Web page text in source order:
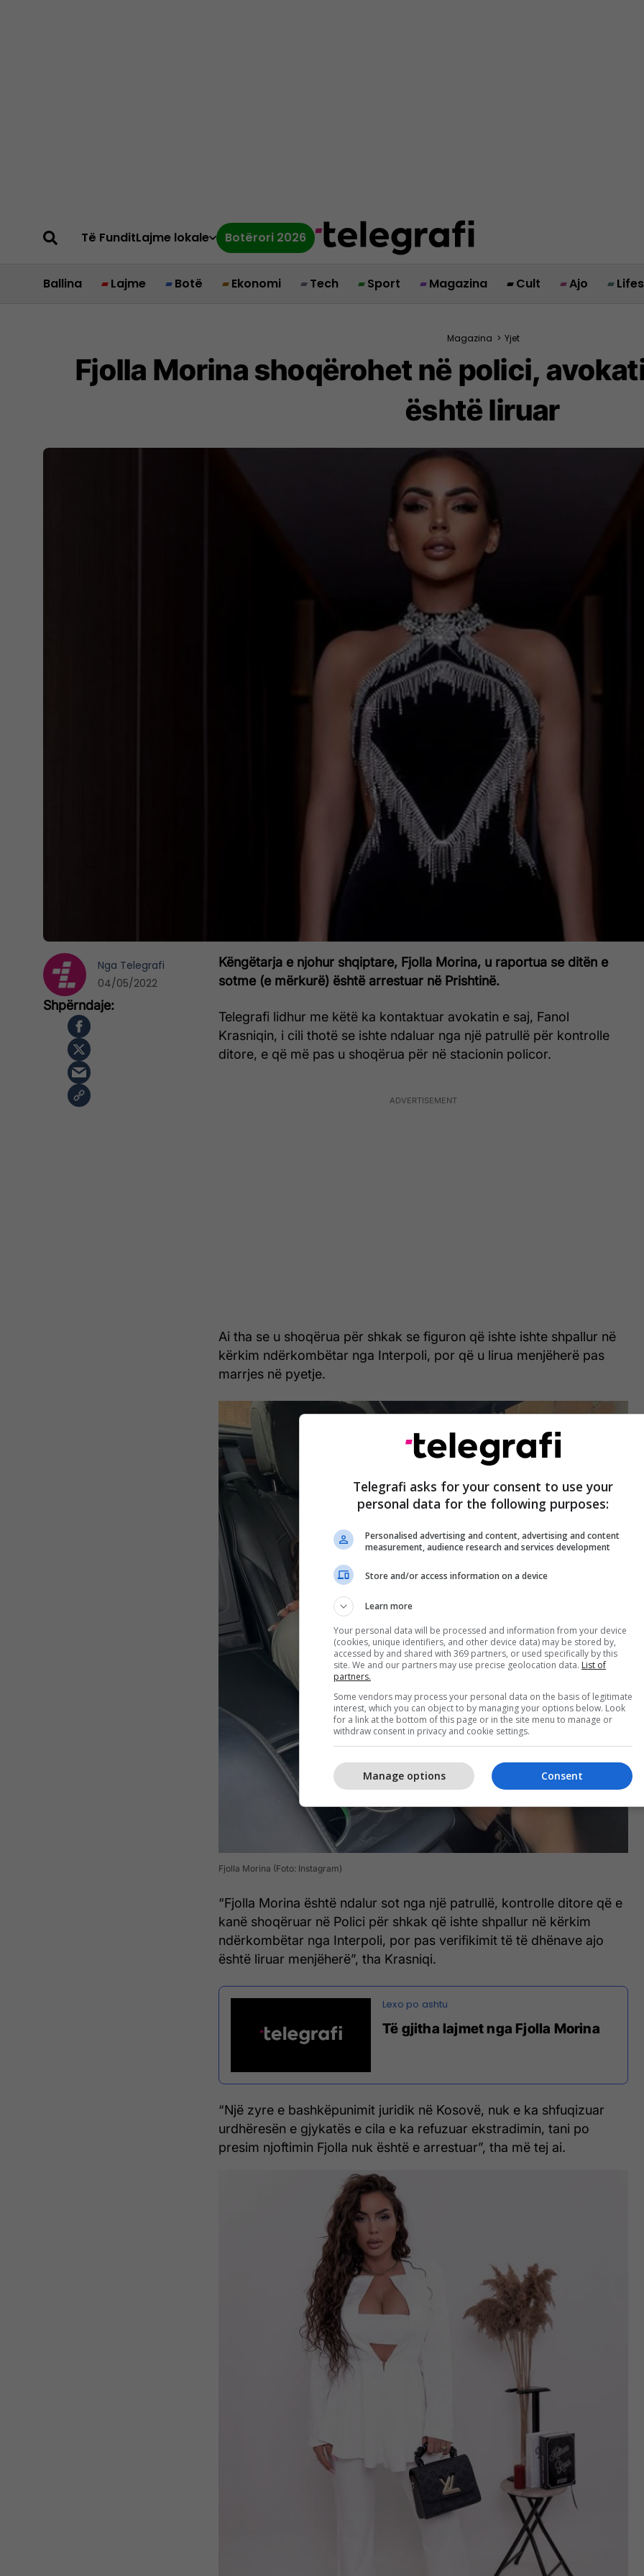
Të FunditLajme lokale Botërori 2026
Ballina Lajme Botë Ekonomi Tech Sport Magazina Cult Ajo
Magazina > Yjet
Fjolla Morina shoqërohet në polici,
është liruar
Këngëtarja e njohur shqiptare, Fjolla Morina, u raportua se ditën e
sotme (e mërkurë) është arrestuar në Prishtinë.
Telegrafi lidhur me këtë ka kontaktuar avokatin e saj, Fanol
Krasniqin, i cili thotë se ishte ndaluar nga një patrullë për kontrolle
ditore, e që më pas u shoqërua për në stacionin policor.
Ai tha se u shoqërua për shkak se figuron që ishte ishte shpallur në
kërkim ndërkombëtar nga Interpoli, por që u lirua menjëherë pas
marrjes në pyetje.
Fjolla Morina (Foto: Instagram)
“Fjolla Morina është ndalur sot nga një patrullë, kontrolle ditore që e
kanë shoqëruar në Polici për shkak që ishte shpallur në kërkim
ndërkombëtar nga Interpoli, por pas verifikimit të të dhënave ajo
është liruar menjëherë”, tha Krasniqi.
Të gjitha lajmet nga Fjolla Morina
“Një zyre e bashkëpunimit juridik në Kosovë, nuk e ka shfuqizuar
urdhëresën e gjykatës e cila e ka refuzuar ekstradimin, tani po
presim njoftimin Fjolla nuk është e arrestuar”, tha më tej ai.
Nga Telegrafi
04/05/2022
Telegrafi asks for your consent to use your
personal data for the following purposes:
Personalised advertising and content, advertising and content
measurement, audience research and services development
Store and/or access information on a device
Learn more
Your personal data will be processed and information from your device
(cookies, unique identifiers, and other device data) may be stored by,
accessed by and shared with 369 partners, or used specifically by this
site. We and our partners may use precise geolocation data. List of
partners.
Some vendors may process your personal data on the basis of legitimate
interest, which you can object to by managing your options below. Look
for a link at the bottom of this page or in the site menu to manage or
withdraw consent in privacy and cookie settings.
Consent
Manage options